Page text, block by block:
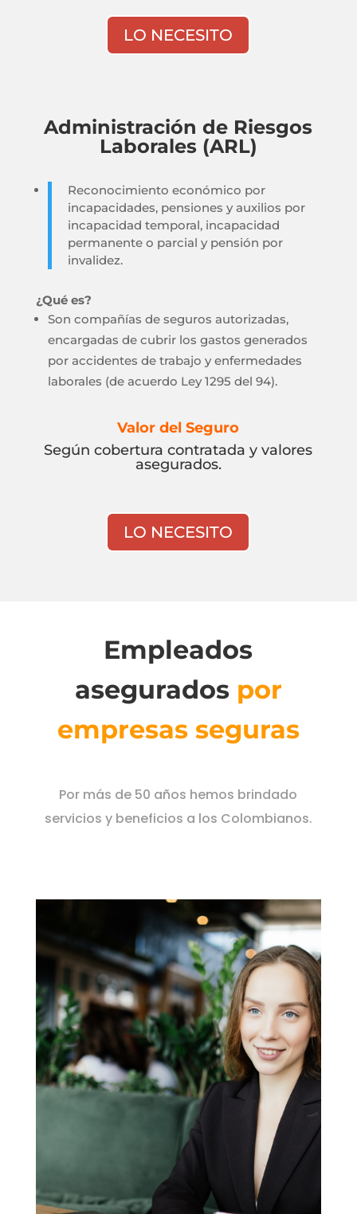
LO NECESITO
Administración de Riesgos
Laborales (ARL)
Reconocimiento económico por
incapacidades, pensiones y auxilios por
incapacidad temporal, incapacidad
permanente o parcial y pensión por
invalidez.
¿Qué es?
Son compañías de seguros autorizadas,
encargadas de cubrir los gastos generados
por accidentes de trabajo y enfermedades
laborales (de acuerdo Ley 1295 del 94).
Valor del Seguro
Según cobertura contratada y valores
asegurados.
LO NECESITO
Empleados
aseguradospor
empresas seguras
Por más de 50 años hemos brindado
servicios y beneficios a los Colombianos.